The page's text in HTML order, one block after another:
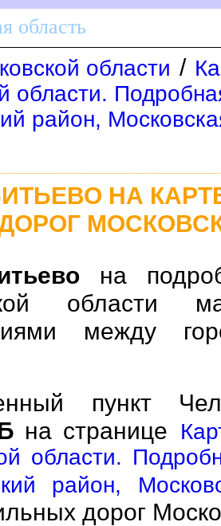
область
области /
области.
район,
НА
на
области
между
пункт
на странице
области.
район,
дорог